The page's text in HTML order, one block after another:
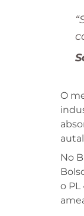
O
No
o PL